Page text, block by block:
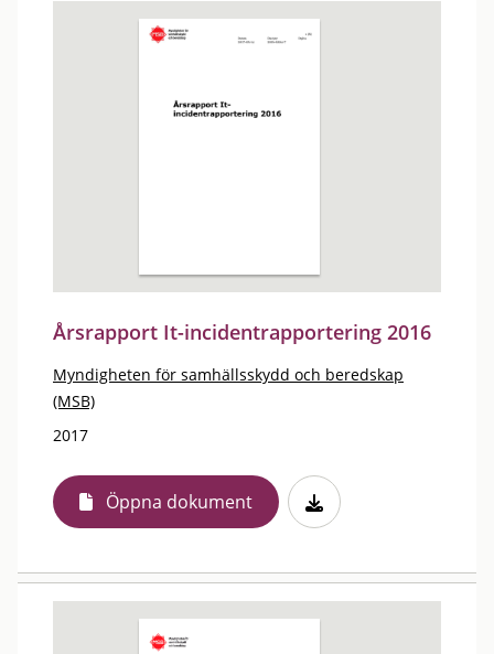
Årsrapport It-incidentrapportering 2016
Myndigheten för samhällsskydd och beredskap
(MSB)
2017
Öppna dokument